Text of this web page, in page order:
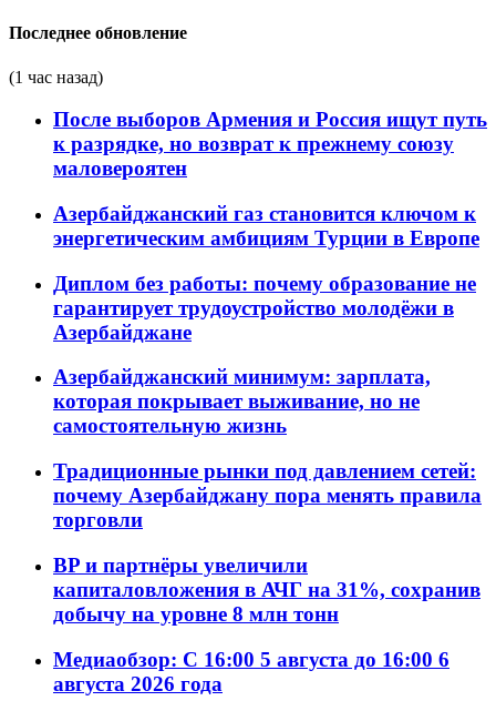
Последнее обновление
(1 час назад)
После выборов Армения и Россия ищут путь
к разрядке, но возврат к прежнему союзу
маловероятен
Азербайджанский газ становится ключом к
энергетическим амбициям Турции в Европе
Диплом без работы: почему образование не
гарантирует трудоустройство молодёжи в
Азербайджане
Азербайджанский минимум: зарплата,
которая покрывает выживание, но не
самостоятельную жизнь
Традиционные рынки под давлением сетей:
почему Азербайджану пора менять правила
торговли
BP и партнёры увеличили
капиталовложения в АЧГ на 31%, сохранив
добычу на уровне 8 млн тонн
Медиаобзор: С 16:00 5 августа до 16:00 6
августа 2026 года